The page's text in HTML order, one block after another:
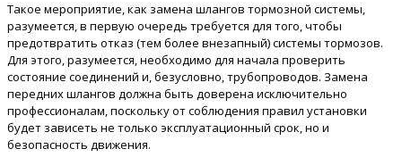
Такое мероприятие, как замена шлангов тормозной системы,
разумеется, в первую очередь требуется для того, чтобы
предотвратить отказ (тем более внезапный) системы тормозов.
Для этого, разумеется, необходимо для начала проверить
состояние соединений и, безусловно, трубопроводов. Замена
передних шлангов должна быть доверена исключительно
профессионалам, поскольку от соблюдения правил установки
будет зависеть не только эксплуатационный срок, но и
безопасность движения.